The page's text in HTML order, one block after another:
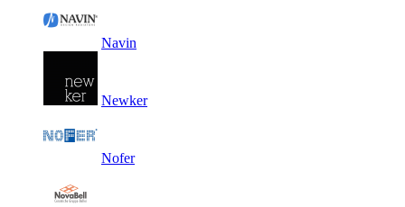
Navin
Newker
Nofer